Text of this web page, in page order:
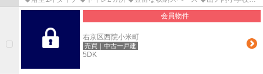
で徒歩約7分、お子様の通学も安心立地 ◆徒歩約8...
会員物件
右京区西院小米町
売買｜中古一戸建
5DK